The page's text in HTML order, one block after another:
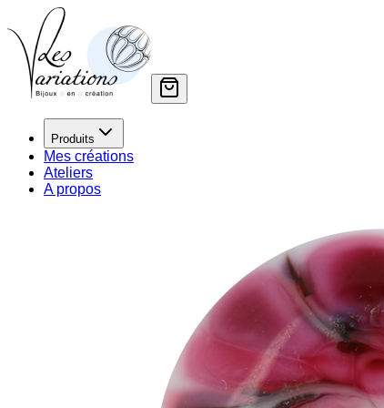
Produits
Mes créations
Ateliers
A propos